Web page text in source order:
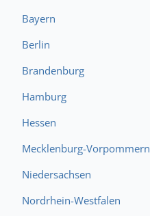
Bayern
Berlin
Brandenburg
Hamburg
Hessen
Mecklenburg-Vorpommern
Niedersachsen
Nordrhein-Westfalen